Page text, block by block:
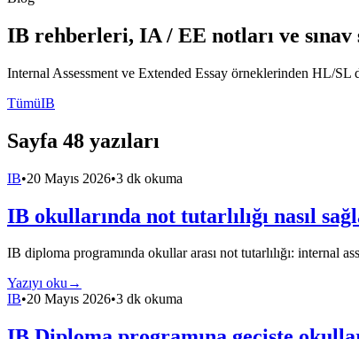
IB rehberleri, IA / EE notları ve
Internal Assessment ve Extended Essay örneklerinden HL/SL
TümüIB
Sayfa 48 yazıları
IB•20 Mayıs 2026•3 dk okuma
IB okullarında not tutarlılığı nasıl
IB diploma programında okullar arası not tutarlılığı: internal
Yazıyı oku→
IB•20 Mayıs 2026•3 dk okuma